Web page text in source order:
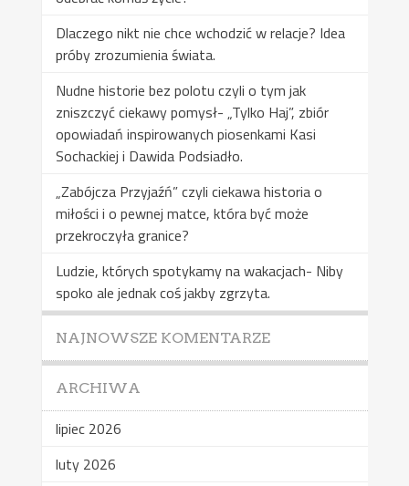
Dlaczego nikt nie chce wchodzić w relacje? Idea
próby zrozumienia świata.
Nudne historie bez polotu czyli o tym jak
zniszczyć ciekawy pomysł- „Tylko Haj”, zbiór
opowiadań inspirowanych piosenkami Kasi
Sochackiej i Dawida Podsiadło.
„Zabójcza Przyjaźń” czyli ciekawa historia o
miłości i o pewnej matce, która być może
przekroczyła granice?
Ludzie, których spotykamy na wakacjach- Niby
spoko ale jednak coś jakby zgrzyta.
NAJNOWSZE KOMENTARZE
ARCHIWA
lipiec 2026
luty 2026